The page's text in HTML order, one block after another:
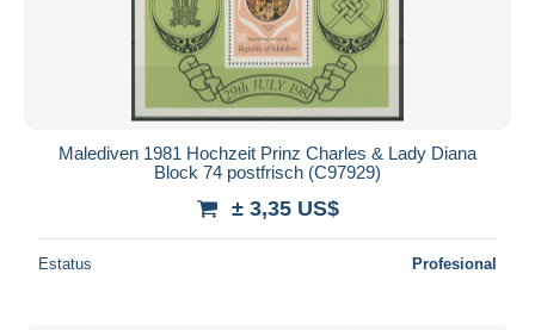
Malediven 1981 Hochzeit Prinz Charles & Lady Diana
Block 74 postfrisch (C97929)
± 3,35 US$
Estatus Profesional